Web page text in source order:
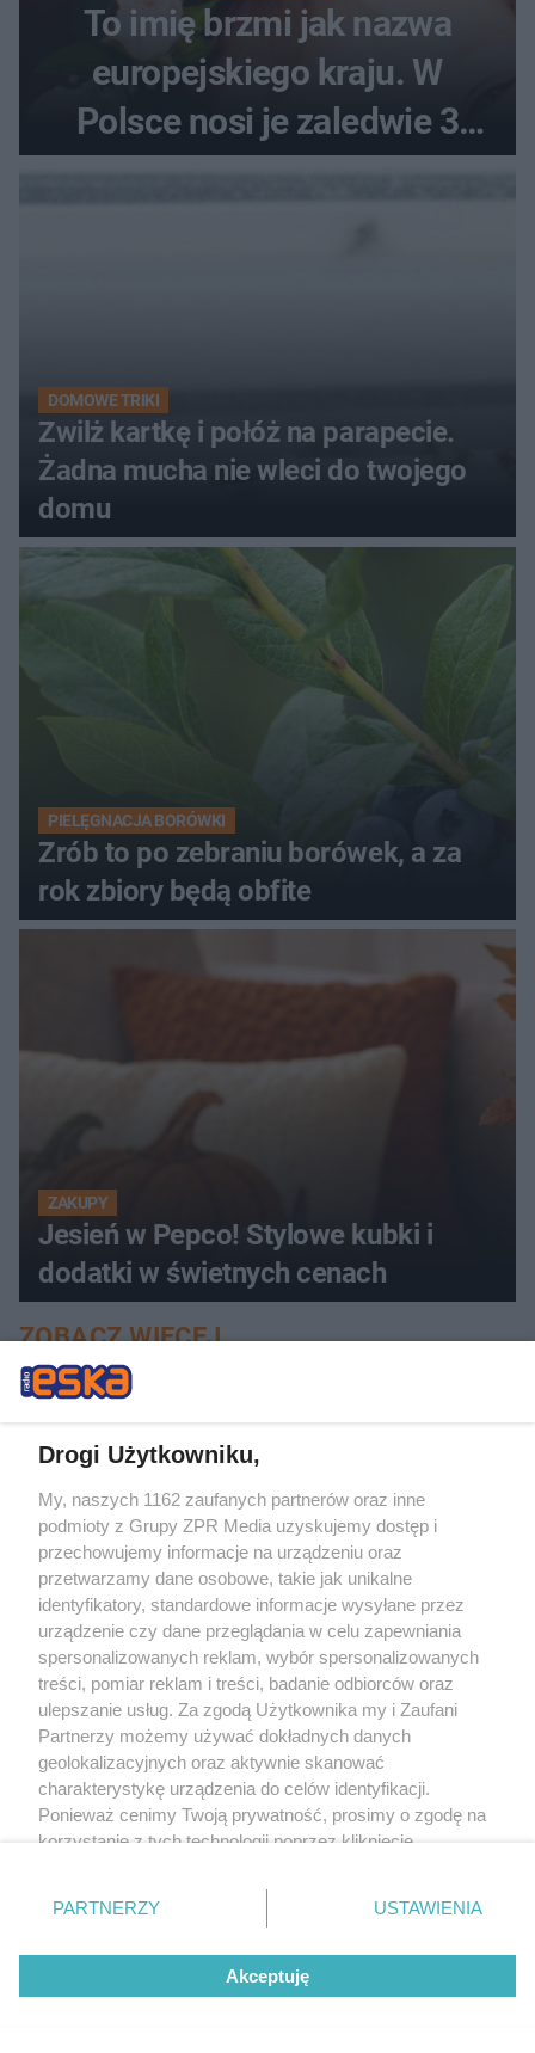
To imię brzmi jak nazwa
europejskiego kraju. W
Polsce nosi je zaledwie 3
kobiety
DOMOWE TRIKI
Zwilż kartkę i połóż na parapecie.
Żadna mucha nie wleci do twojego
domu
PIELĘGNACJA BORÓWKI
Zrób to po zebraniu borówek, a za
rok zbiory będą obfite
ZAKUPY
Jesień w Pepco! Stylowe kubki i
dodatki w świetnych cenach
ZOBACZ WIĘCEJ
Drogi Użytkowniku,
My, naszych 1162 zaufanych partnerów oraz inne
podmioty z Grupy ZPR Media uzyskujemy dostęp i
przechowujemy informacje na urządzeniu oraz
przetwarzamy dane osobowe, takie jak unikalne
identyfikatory, standardowe informacje wysyłane przez
urządzenie czy dane przeglądania w celu zapewniania
spersonalizowanych reklam, wybór spersonalizowanych
treści, pomiar reklam i treści, badanie odbiorców oraz
ulepszanie usług. Za zgodą Użytkownika my i Zaufani
Partnerzy możemy używać dokładnych danych
geolokalizacyjnych oraz aktywnie skanować
charakterystykę urządzenia do celów identyfikacji.
Ponieważ cenimy Twoją prywatność, prosimy o zgodę na
korzystanie z tych technologii poprzez kliknięcie
zmienić/wycofać klikając przycisk ustawień prywatności
znajdujący się w lewym dolnym rogu strony
rodzaje przetwarzania danych nie wymagają zgody
użytkownika, ale masz prawo sprzeciwić się takiemu
przetwarzaniu. Preferencje będą miały zastosowanie tylko
PARTNERZY USTAWIENIA
Akceptuję